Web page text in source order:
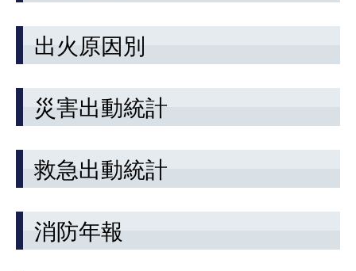
出火原因別
災害出動統計
救急出動統計
消防年報